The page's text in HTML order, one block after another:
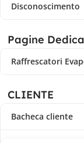
Disconoscimento
Pagine
Raffrescatori
CLIENTE
Bacheca cliente